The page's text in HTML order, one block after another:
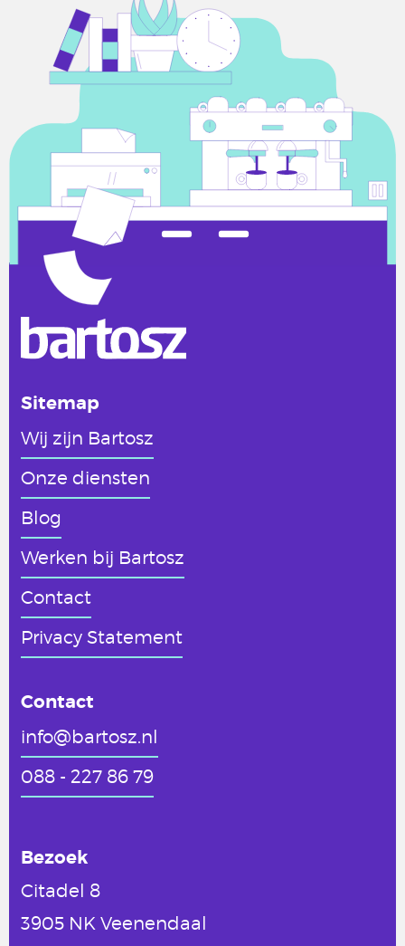
Sitemap
Wij zijn Bartosz
Onze diensten
Blog
Werken bij Bartosz
Contact
Privacy Statement
Contact
info@bartosz.nl
088 - 227 86 79
Bezoek
Citadel 8
3905 NK Veenendaal